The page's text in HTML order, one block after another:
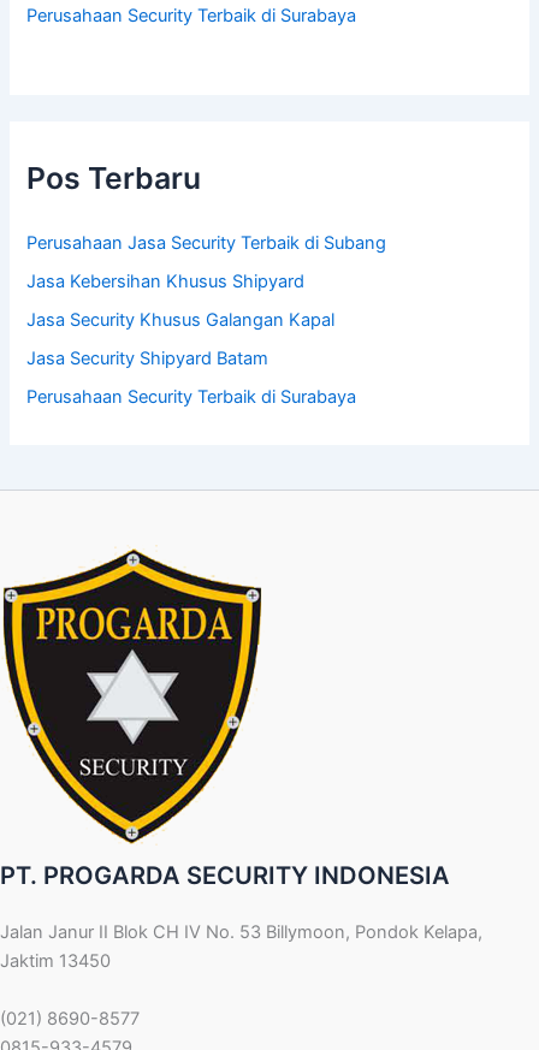
Perusahaan Security Terbaik di Surabaya
Pos Terbaru
Perusahaan Jasa Security Terbaik di Subang
Jasa Kebersihan Khusus Shipyard
Jasa Security Khusus Galangan Kapal
Jasa Security Shipyard Batam
Perusahaan Security Terbaik di Surabaya
PT. PROGARDA SECURITY INDONESIA
Jalan Janur II Blok CH IV No. 53 Billymoon, Pondok Kelapa,
Jaktim 13450
(021) 8690-8577